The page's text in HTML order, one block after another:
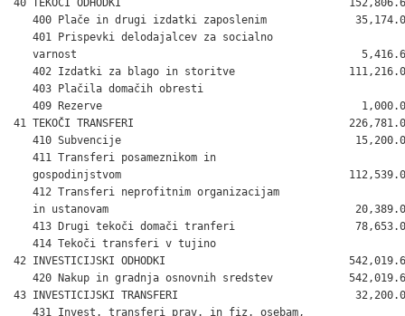
400 Plače in drugi izdatki zaposlenim
   401 Prispevki delodajalcev za socialno
varnost
402 Izdatki za blago in storitve
403 Plačila domačih obresti
409 Rezerve
41 TEKOČI TRANSFERI
410 Subvencije
   411 Transferi posameznikom in
gospodinjstvom
   412 Transferi neprofitnim organizacijam
in ustanovam
413 Drugi tekoči domači tranferi
414 Tekoči transferi v tujino
42 INVESTICIJSKI ODHODKI
420 Nakup in gradnja osnovnih sredstev
43 INVESTICIJSKI TRANSFERI
   431 Invest. transferi prav. in fiz. osebam,